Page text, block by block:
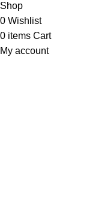
Shop
0 Wishlist
0 items Cart
My account